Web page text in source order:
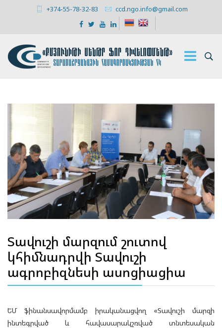
+374-55-78-32-83 ccd.ngo.info@gmail.com
Տավուշի մարզում շուտով
կհիմնադրվի Տավուշի
ագրոբիզնեսի ասոցիացիա
ԵՄ ֆինանսավորմամբ իրականացվող «Տավուշի մարզի
ինտեգրված և հավասարակշռված տնտեսական